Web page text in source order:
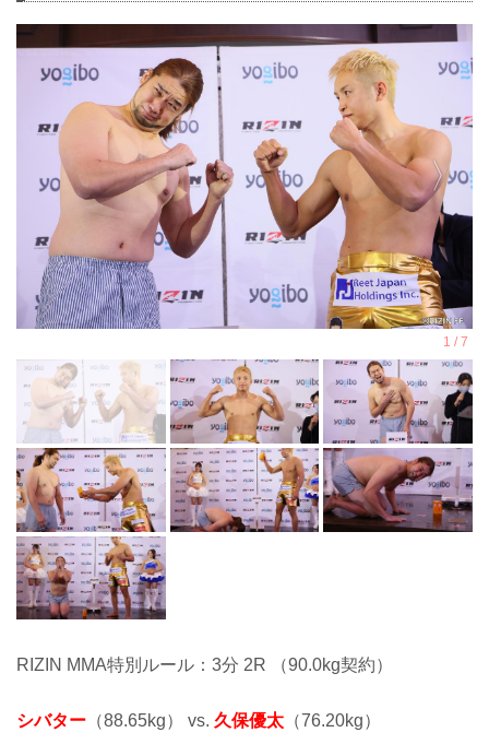
RIZIN MMA特別ルール：3分 2R （90.0kg契約）
シバター （88.65kg） vs. 久保優太 （76.20kg）